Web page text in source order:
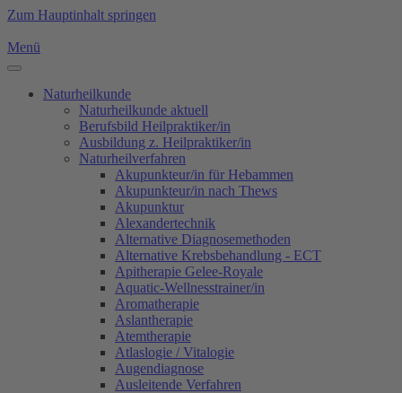
Zum Hauptinhalt springen
Menü
Naturheilkunde
Naturheilkunde aktuell
Berufsbild Heilpraktiker/in
Ausbildung z. Heilpraktiker/in
Naturheilverfahren
Akupunkteur/in für Hebammen
Akupunkteur/in nach Thews
Akupunktur
Alexandertechnik
Alternative Diagnosemethoden
Alternative Krebsbehandlung - ECT
Apitherapie Gelee-Royale
Aquatic-Wellnesstrainer/in
Aromatherapie
Aslantherapie
Atemtherapie
Atlaslogie / Vitalogie
Augendiagnose
Ausleitende Verfahren